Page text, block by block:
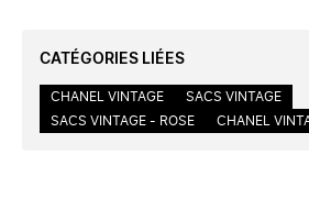
CATÉGORIES LIÉES
CHANEL VINTAGE
SACS VINTAGE
SACS VINTAGE - ROSE
CHANEL